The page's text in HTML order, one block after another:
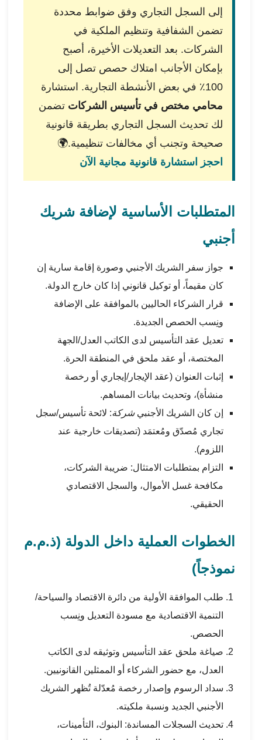
إلى السجل التجاري وفق ضوابط محددة
تضمن الشفافية وتنظيم الملكية في
الشركات. بعد التعديلات الأخيرة، أصبح
بإمكان الأجانب امتلاك حصص تصل إلى
100٪ في بعض الأنشطة التجارية. استشارة
محامي مختص في تأسيس الشركاتتضمن
لك تحديث السجل التجاري بطريقة قانونية
صحيحة وتجنب أي مخالفات تنظيمية.🌍
احجز استشارة قانونية مجانية الآن
المتطلبات الأساسية لإضافة شريك
أجنبي
جواز سفر الشريك الأجنبي وصورة إقامة سارية إن
كان مقيماً، أو توكيل قانوني إذا كان خارج الدولة.
قرار الشركاء الحاليين بالموافقة على الإضافة
ونِسب الحصص الجديدة.
تعديل عقد التأسيس لدى الكاتب العدل/الجهة
المختصة، أو عقد ملحق في المنطقة الحرة.
إثبات العنوان (عقد الإيجار/إيجاري أو رخصة
منشأة)، وتحديث بيانات المساهم.
إن كان الشريك الأجنبي شركة: لائحة تأسيس/سجل
تجاري مُصدّق ومُعتمَد (تصديقات خارجية عند
اللزوم).
التزام بمتطلبات الامتثال: ضريبة الشركات،
مكافحة غسل الأموال، والسجل الاقتصادي
الحقيقي.
الخطوات العملية داخل الدولة (ذ.م.م
نموذجاً)
طلب الموافقة الأولية مندائرة الاقتصاد والسياحة/
التنمية الاقتصاديةمع مسودة التعديل ونِسب
الحصص.
صياغة ملحق عقد التأسيس وتوثيقه لدى الكاتب
العدل، مع حضور الشركاء أو الممثلين القانونيين.
سداد الرسوم وإصدار رخصة مُعدّلة تُظهر الشريك
الأجنبي الجديد ونسبة ملكيته.
تحديث السجلات المساندة: البنوك، التأمينات،